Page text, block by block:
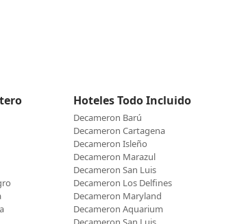
Hoteles Todo Incluido
Decameron Barú
Decameron Cartagena
Decameron Isleño
Decameron Marazul
Decameron San Luis
Decameron Los Delfines
Decameron Maryland
Decameron Aquarium